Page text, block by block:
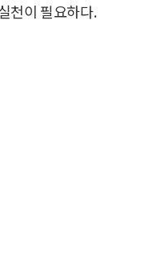
천이 필요하다.